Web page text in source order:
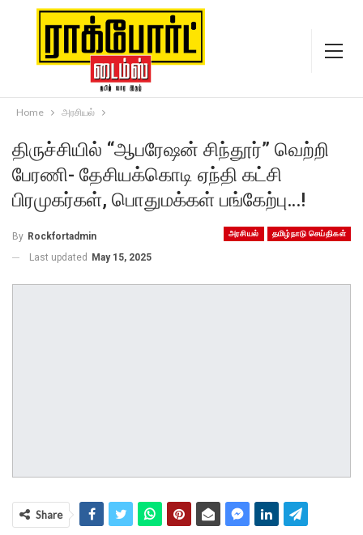
Home அரசியல்
திருச்சியில் “ஆபரேஷன் சிந்தூர்” வெற்றி
பேரணி- தேசியக்கொடி ஏந்தி கட்சி
பிரமுகர்கள், பொதுமக்கள் பங்கேற்பு…!
அரசியல் தமிழ்நாடு செய்திகள்
By Rockfortadmin
Last updated May 15, 2025
Share